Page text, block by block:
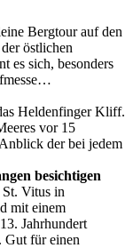
Bergtour auf den
östlichen
es sich, besonders
Heldenfinger Kliff.
vor 15
der bei jedem
besichtigen
Vitus in
mit einem
Jahrhundert
Gut für einen